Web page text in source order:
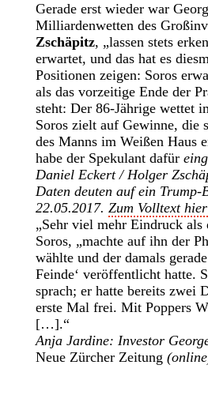
Gerade erst wieder war
Milliardenwetten des
Zschäpitz, „lassen stets
erwartet, und das hat es
Positionen zeigen: Soros
als das vorzeitige Ende der
steht: Der 86-Jährige wettet
Soros zielt auf Gewinne, die
des Manns im Weißen Haus
habe der Spekulant dafür
Daniel Eckert / Holger
Daten deuten auf ein
22.05.2017. Zum Volltext
„Sehr viel mehr Eindruck
Soros, „machte auf ihn der
wählte und der damals
Feinde‘ veröffentlicht hatte.
sprach; er hatte bereits zwei
erste Mal frei. Mit Poppers
[…].“
Anja Jardine: Investor
Neue Zürcher Zeitung